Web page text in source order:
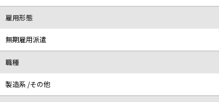
雇用形態
無期雇用派遣
職種
製造系 /その他